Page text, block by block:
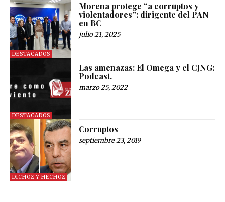
DESTACADOS
Morena protege “a corruptos y
violentadores”: dirigente del PAN
en BC
julio 21, 2025
DESTACADOS
Las amenazas: El Omega y el CJNG:
Podcast.
marzo 25, 2022
DICHOZ Y HECHOZ
Corruptos
septiembre 23, 2019